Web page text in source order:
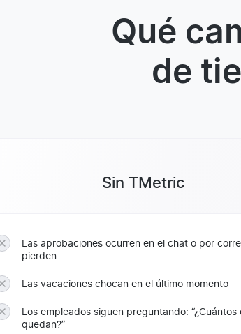
Qué
de
Sin TMetric
Las aprobaciones ocurren en el chat o por
pierden
Las vacaciones chocan en el último momento
Los empleados siguen preguntando: “¿Cuántos
quedan?”